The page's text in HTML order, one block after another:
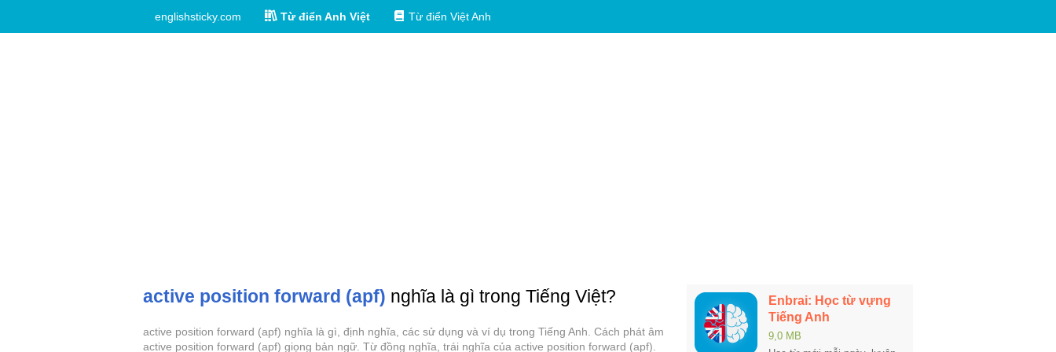
englishsticky.com Từ điển Anh Việt Từ điển Việt Anh
active position forward (apf) nghĩa là gì trong Tiếng Việt?
active position forward (apf) nghĩa là gì, định nghĩa, các sử dụng và ví dụ trong Tiếng Anh. Cách phát âm
active position forward (apf) giọng bản ngữ. Từ đồng nghĩa, trái nghĩa của active position forward (apf).
Enbrai: Học từ vựng
Tiếng Anh
9,0 MB